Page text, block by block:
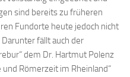
sind bereits zu früheren
Fundorte heute jedoch nicht
fällt auch der
dem Dr. Hartmut Polenz
Römerzeit im Rheinland“